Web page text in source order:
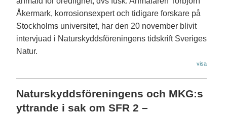
Åkermark, korrosionsexpert och tidigare forskare på
Stockholms universitet, har den 20 november blivit
intervjuad i Naturskyddsföreningens tidskrift Sveriges
Natur.
visa
Naturskyddsföreningens och MKG:s
yttrande i sak om SFR 2 –